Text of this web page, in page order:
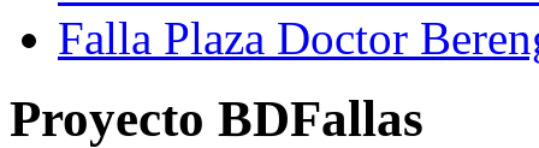
Falla Plaza Doctor
Proyecto BDFallas